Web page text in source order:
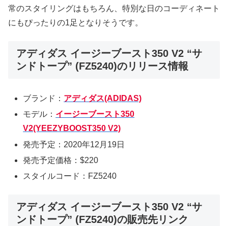
常のスタイリングはもちろん、特別な日のコーディネート
にもぴったりの1足となりそうです。
アディダス イージーブースト350 V2 “サ
ンドトープ” (FZ5240)のリリース情報
ブランド： アディダス(ADIDAS)
モデル： イージーブースト350
V2(YEEZYBOOST350 V2)
発売予定：2020年12月19日
発売予定価格：$220
スタイルコード：FZ5240
アディダス イージーブースト350 V2 “サ
ンドトープ” (FZ5240)の販売先リンク